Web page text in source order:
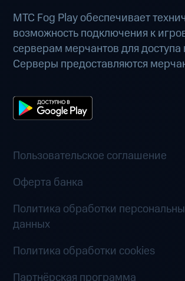
МТС Fog Play обеспечивает
возможность подключения к
серверам мерчантов для доступа
Серверы предоставляются
Пользовательское соглашение
Оферта банка
Политика обработки
данных
Политика обработки cookies
Партнёрская программа